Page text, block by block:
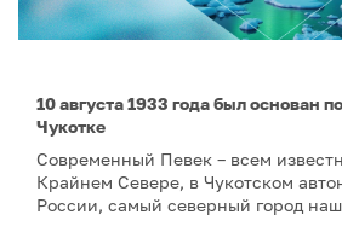
10 августа 1933 года был основан
Чукотке
Современный Певек – всем
Крайнем Севере, в Чукотском
России, самый северный город